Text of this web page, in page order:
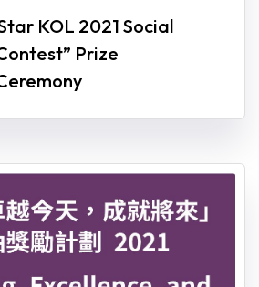
KOL 2021 Social
Prize